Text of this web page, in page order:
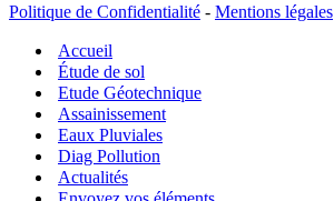
Politique de Confidentialité - Mentions légales
Accueil
Étude de sol
Etude Géotechnique
Assainissement
Eaux Pluviales
Diag Pollution
Actualités